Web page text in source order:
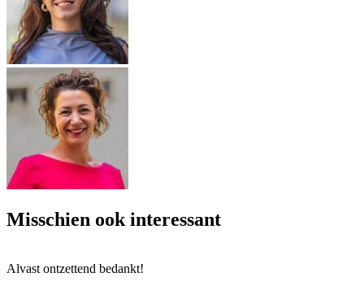
Misschien ook interessant
Alvast ontzettend bedankt!